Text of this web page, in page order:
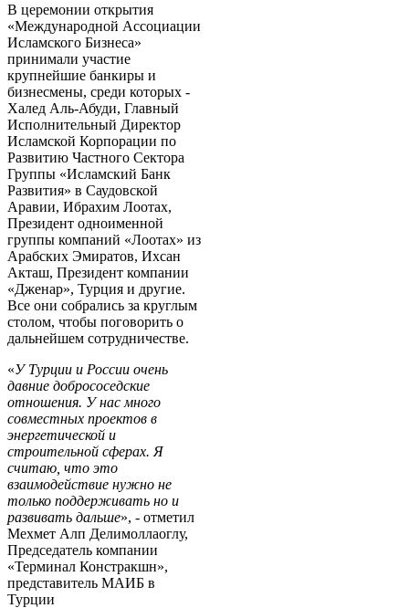
В церемонии открытия
«Международной Ассоциации
Исламского Бизнеса»
принимали участие
крупнейшие банкиры и
бизнесмены, среди которых -
Халед Аль-Абуди, Главный
Исполнительный Директор
Исламской Корпорации по
Развитию Частного Сектора
Группы «Исламский Банк
Развития» в Саудовской
Аравии, Ибрахим Лоотах,
Президент одноименной
группы компаний «Лоотах» из
Арабских Эмиратов, Ихсан
Акташ, Президент компании
«Дженар», Турция и другие.
Все они собрались за круглым
столом, чтобы поговорить о
дальнейшем сотрудничестве.
«У Турции и России очень
давние добрососедские
отношения. У нас много
совместных проектов в
энергетической и
строительной сферах. Я
считаю, что это
взаимодействие нужно не
только поддерживать но и
развивать дальше», - отметил
Мехмет Алп Делимоллаоглу,
Председатель компании
«Терминал Констракшн»,
представитель МАИБ в
Турции